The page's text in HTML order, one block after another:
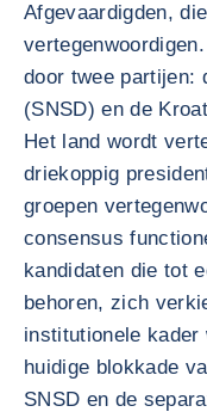
Afgevaardigden,
door twee partijen:
(SNSD) en de
Het land wordt
driekoppig
groepen
consensus
kandidaten die tot
behoren, zich
institutionele kader
huidige blokkade
SNSD en de